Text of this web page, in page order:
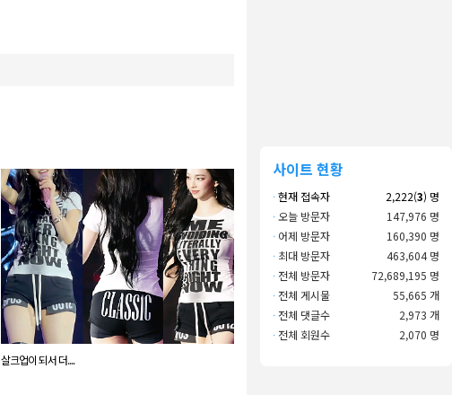
살크업이 되서 더....
사이트 현황
·현재 접속자 2,222(3) 명
·오늘 방문자
147,976 명
· 어제 방문자
160,390 명
· 최대 방문자
463,604 명
· 전체 방문자
72,689,195 명
· 전체 게시물
55,665 개
· 전체 댓글수
2,973 개
· 전체 회원수 2,070 명